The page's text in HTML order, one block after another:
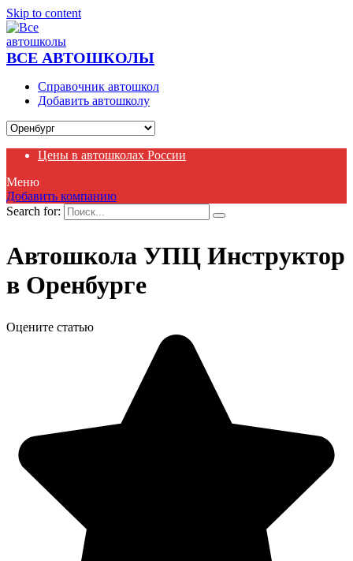
Skip to content
ВСЕ АВТОШКОЛЫ
Справочник автошкол
Добавить автошколу
Цены в автошколах России
Меню
Добавить компанию
Search for:
Автошкола УПЦ Инструктор
в Оренбурге
Оцените статью